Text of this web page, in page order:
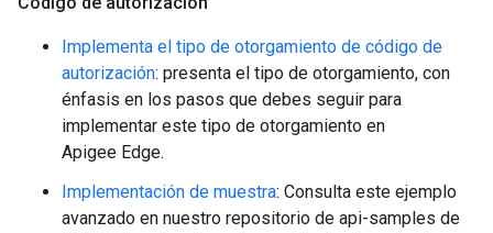
Implementa el tipo de otorgamiento de código de
autorización: presenta el tipo de otorgamiento, con
énfasis en los pasos que debes seguir para
implementar este tipo de otorgamiento en
Apigee Edge.
Implementación de muestra: Consulta este ejemplo
avanzado en nuestro repositorio de api-samples de